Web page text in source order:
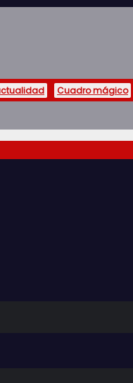
Cuadro mágico